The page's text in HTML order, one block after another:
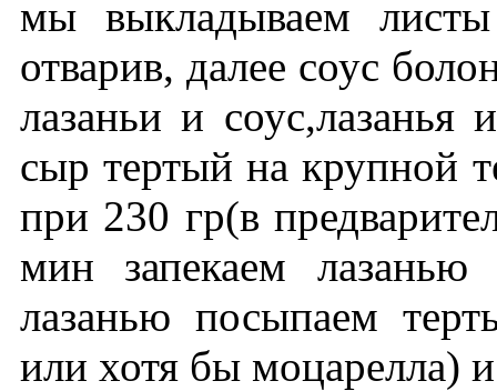
мы выкладываем листы
отварив, далее соус
лазаньи и соус,лазанья
сыр тертый на крупной
при 230 гр(в
мин запекаем
лазанью посыпаем
или хотя бы моцарелла)